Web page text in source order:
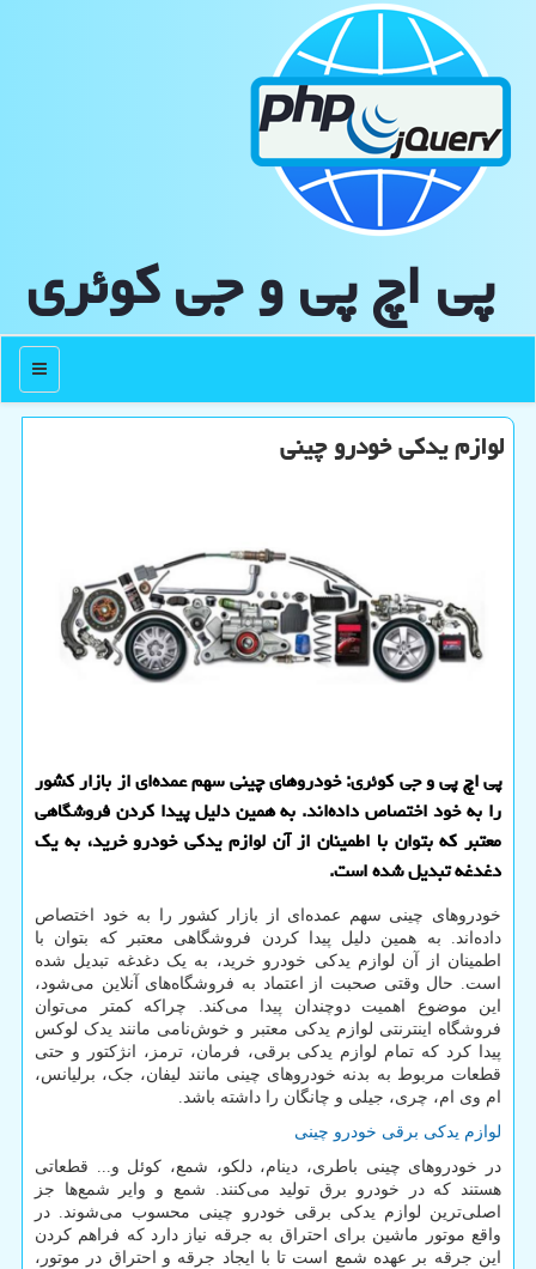
پی اچ پی و جی كوئری
منو
لوازم یدکی خودرو چینی
پی اچ پی و جی کوئری: خودروهای چینی سهم عمده‌ای از بازار کشور
را به خود اختصاص داده‌اند. به همین دلیل پیدا کردن فروشگاهی
معتبر که بتوان با اطمینان از آن لوازم یدکی خودرو خرید، به یک
دغدغه تبدیل شده است.
خودروهای چینی سهم عمده‌ای از بازار کشور را به خود اختصاص
داده‌اند. به همین دلیل پیدا کردن فروشگاهی معتبر که بتوان با
اطمینان از آن لوازم یدکی خودرو خرید، به یک دغدغه تبدیل شده
است. حال وقتی صحبت از اعتماد به فروشگاه‌های آنلاین می‌شود،
این موضوع اهمیت دوچندان پیدا می‌کند. چراکه کمتر می‌توان
فروشگاه اینترنتی لوازم یدکی معتبر و خوش‌نامی مانند یدک لوکس
پیدا کرد که تمام لوازم یدکی برقی، فرمان، ترمز، انژکتور و حتی
قطعات مربوط به بدنه خودروهای چینی مانند لیفان، جک، برلیانس،
ام وی ام، چری، جیلی و چانگان را داشته باشد.
لوازم یدکی برقی خودرو چینی
در خودروهای چینی باطری، دینام، دلکو، شمع، کوئل و... قطعاتی
هستند که در خودرو برق تولید می‌کنند. شمع و وایر شمع‌ها جز
اصلی‌ترین لوازم یدکی برقی خودرو چینی محسوب می‌شوند. در
واقع موتور ماشین برای احتراق به جرقه نیاز دارد که فراهم کردن
این جرقه بر عهده شمع است تا با ایجاد جرقه و احتراق در موتور،